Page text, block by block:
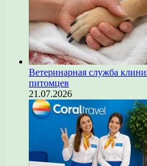
Ветеринарная служба
питомцев
21.07.2026